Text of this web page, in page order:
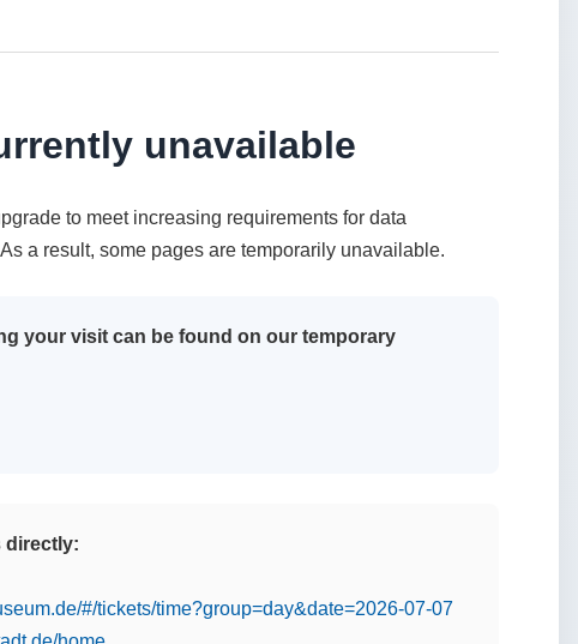
unavailable
to meet increasing requirements for data
a result, some pages are temporarily unavailable.
your visit can be found on our temporary
directly:
#/tickets/time?group=day&date=2026-07-07